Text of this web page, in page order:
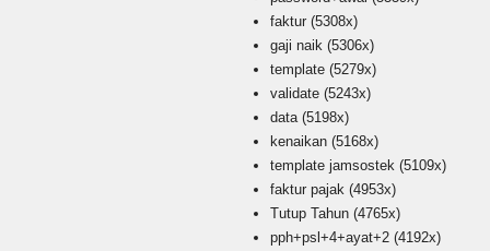
faktur (5308x)
gaji naik (5306x)
template (5279x)
validate (5243x)
data (5198x)
kenaikan (5168x)
template jamsostek (5109x)
faktur pajak (4953x)
Tutup Tahun (4765x)
pph+psl+4+ayat+2 (4192x)